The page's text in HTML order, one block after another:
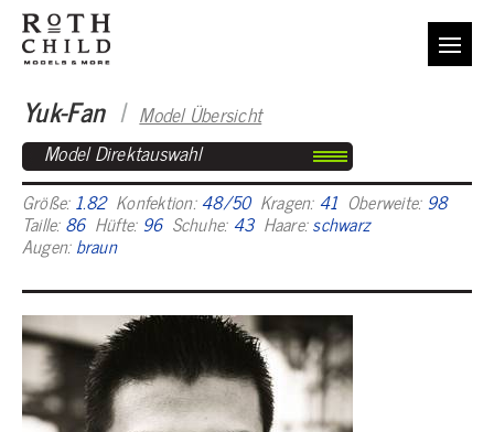
Yuk-Fan I Model Übersicht
Model Direktauswahl
Größe: 1.82 Konfektion:48/50 Kragen: 41 Oberweite: 98
Taille: 86 Hüfte: 96 Schuhe: 43 Haare:schwarz
Augen: braun